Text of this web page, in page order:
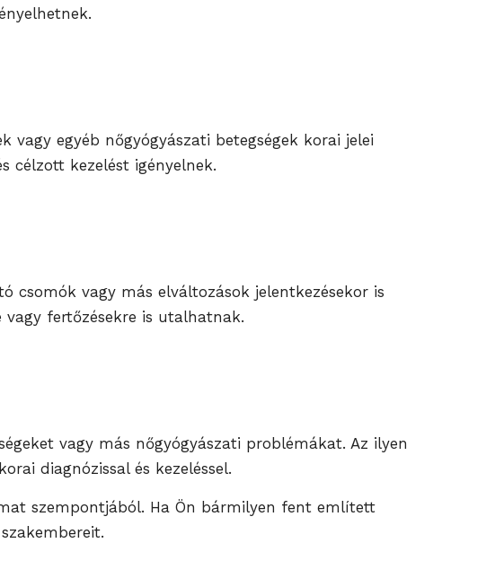
vagy egyéb nőgyógyászati betegségek korai jelei
célzott kezelést igényelnek.
csomók vagy más elváltozások jelentkezésekor is
fertőzésekre is utalhatnak.
vagy más nőgyógyászati problémákat. Az ilyen
diagnózissal és kezeléssel.
szempontjából. Ha Ön bármilyen fent említett